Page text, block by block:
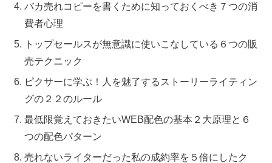
バカ売れコピーを書くために知っておくべき７つの消
費者心理
トップセールスが無意識に使いこなしている６つの販
売テクニック
ピクサーに学ぶ！人を魅了するストーリーライティン
グの２２のルール
最低限覚えておきたいWEB配色の基本２大原理と６
つの配色パターン
売れないライターだった私の成約率を５倍にしたク